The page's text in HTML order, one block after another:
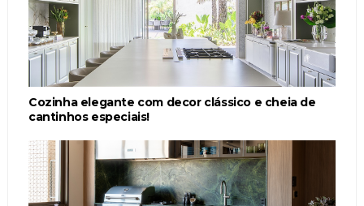
Cozinha elegante com decor clássico e cheia de
cantinhos especiais!